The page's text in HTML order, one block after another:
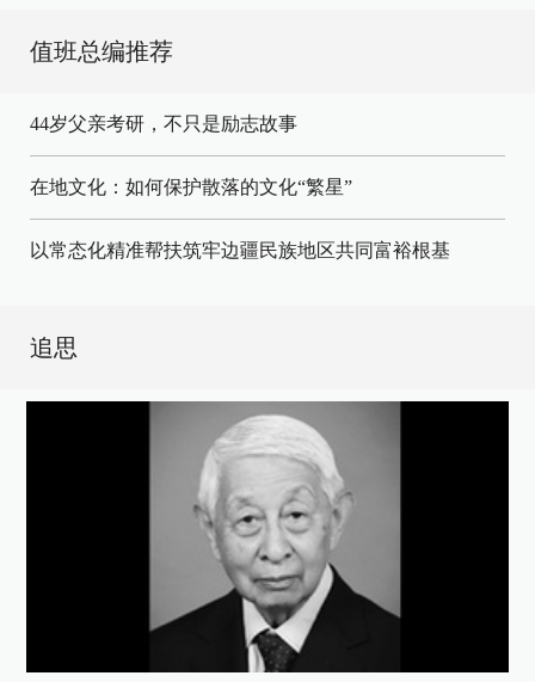
值班总编推荐
44岁父亲考研，不只是励志故事
在地文化：如何保护散落的文化“繁星”
以常态化精准帮扶筑牢边疆民族地区共同富裕根基
追思